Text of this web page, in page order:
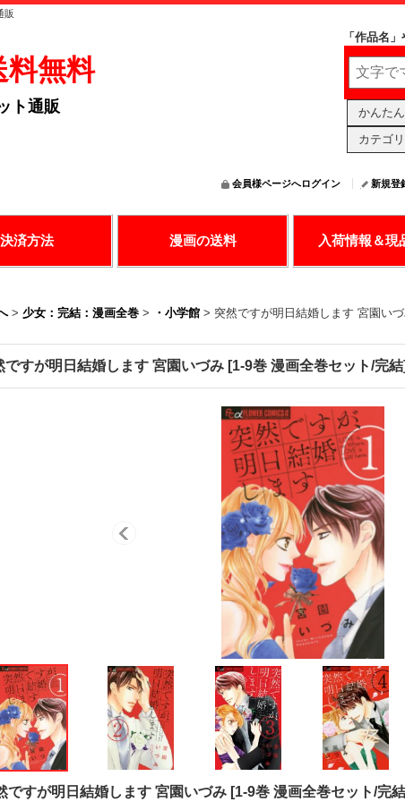
販
料無料
ト通販
「作品名
かんた
カテゴ
会員様ページへログイン 新規登
決済方法 漫画の送料 入荷情報＆現
> 少女：完結：漫画全巻 > ・小学館 > 突然ですが明日結婚します 宮園い
ですが明日結婚します 宮園いづみ [1-9巻 漫画全巻セット/完結
ですが明日結婚します 宮園いづみ [1-9巻 漫画全巻セット/完結